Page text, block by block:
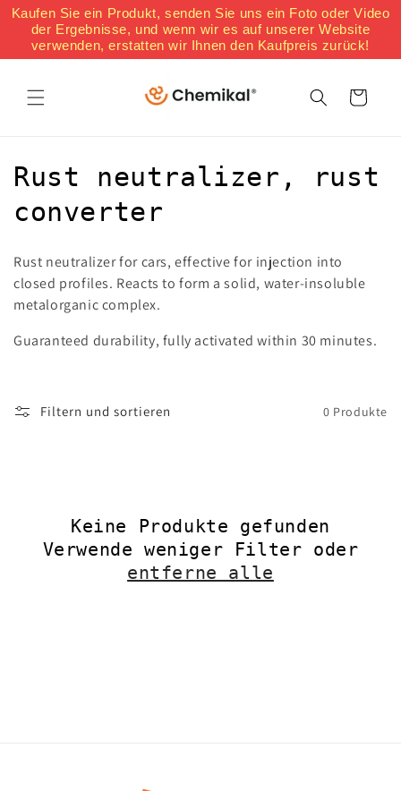
Kaufen Sie ein Produkt, senden Sie uns ein Foto oder Video
der Ergebnisse, und wenn wir es auf unserer Website
verwenden, erstatten wir Ihnen den Kaufpreis zurück!
zum
Inhalt
Warenkorb
K
a
e
g
o
i
Rust neutralizer, rust
converter
Rust neutralizer for cars, effective for injection into
closed profiles. Reacts to form a solid, water-insoluble
metalorganic complex.
Guaranteed durability, fully activated within 30 minutes.
Filtern und sortieren 0 Produkte
Keine Produkte gefunden
Verwende weniger Filter oder
entferne alle